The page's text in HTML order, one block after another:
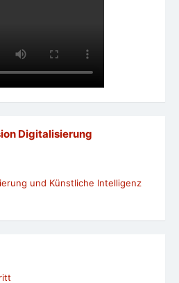
Digitalisierung
und Künstliche Intelligenz